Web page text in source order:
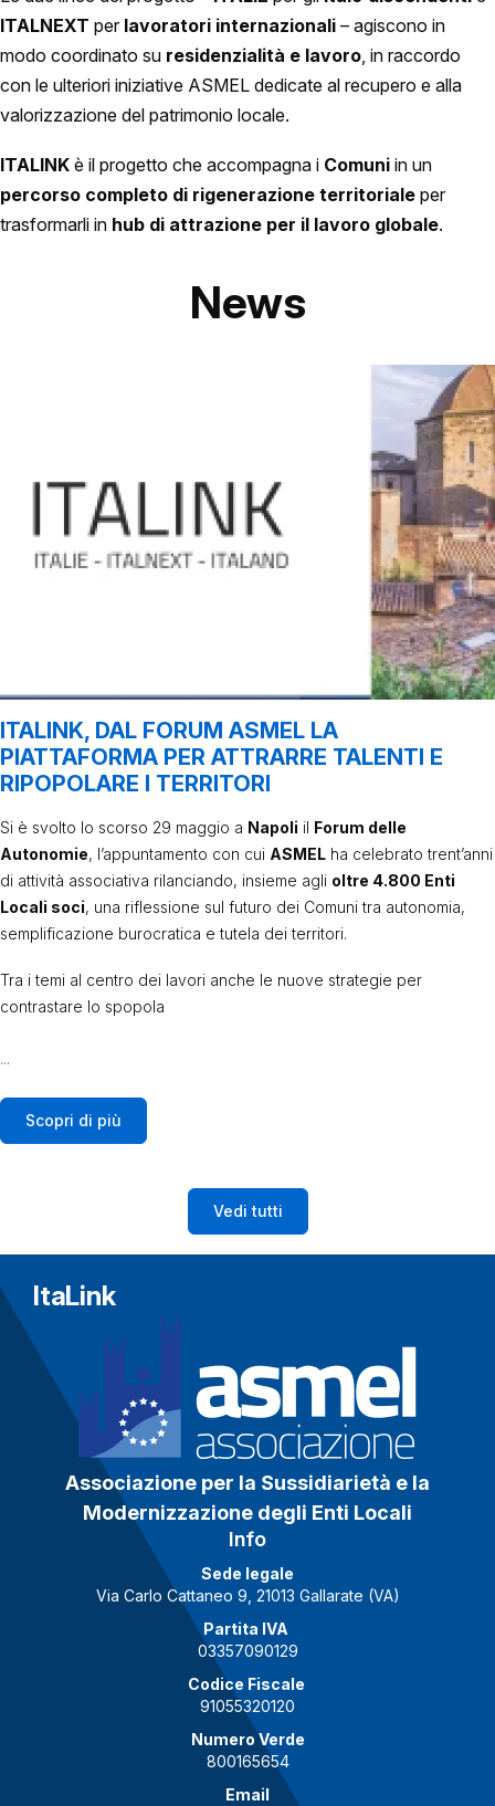
ITALNEXT per lavoratori internazionali – agiscono in
modo coordinato su residenzialità e lavoro, in raccordo
con le ulteriori iniziative ASMEL dedicate al recupero e alla
valorizzazione del patrimonio locale.
ITALINK è il progetto che accompagna i Comuni in un
percorso completo di rigenerazione territoriale per
trasformarli in hub di attrazione per il lavoro globale.
News
ITALINK, DAL FORUM ASMEL LA
PIATTAFORMA PER ATTRARRE TALENTI E
RIPOPOLARE I TERRITORI
Si è svolto lo scorso 29 maggio a Napoli il Forum delle
Autonomie, l’appuntamento con cui ASMEL ha celebrato trent’anni
di attività associativa rilanciando, insieme agli oltre 4.800 Enti
Locali soci, una riflessione sul futuro dei Comuni tra autonomia,
semplificazione burocratica e tutela dei territori.
Tra i temi al centro dei lavori anche le nuove strategie per
contrastare lo spopola
...
Scopri di più
Vedi tutti
ItaLink
Associazione per la Sussidiarietà e la
Modernizzazione degli Enti Locali
Info
Sede legale
Via Carlo Cattaneo 9, 21013 Gallarate (VA)
Partita IVA
03357090129
Codice Fiscale
91055320120
Numero Verde
800165654
Email